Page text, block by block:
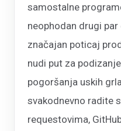
samostalne
neophodan drugi
značajan poticaj
nudi put za
pogoršanja uskih
svakodnevno radite
requestovima,